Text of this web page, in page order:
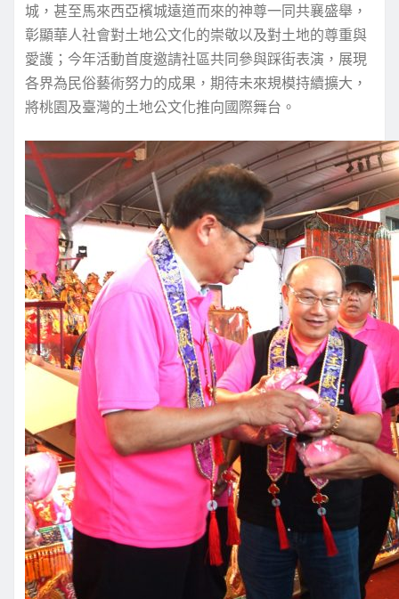
城，甚至馬來西亞檳城遠道而來的神尊一同共襄盛舉，
彰顯華人社會對土地公文化的崇敬以及對土地的尊重與
愛護；今年活動首度邀請社區共同參與踩街表演，展現
各界為民俗藝術努力的成果，期待未來規模持續擴大，
將桃園及臺灣的土地公文化推向國際舞台。